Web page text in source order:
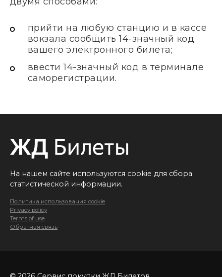
прийти на любую станцию и в кассе
вокзала сообщить 14-значный код
вашего электронного билета;
ввести 14-значный код в терминале
саморегистрации.
На нашем сайте используются cookie для сбора
статистической информации.
Политика использования cookie
Privacy policy
Terms of use
Обратная связь